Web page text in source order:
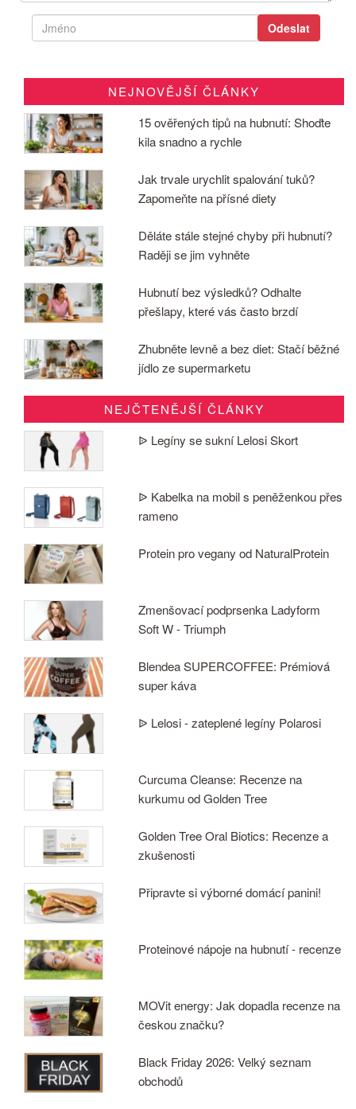
NEJNOVĚJŠÍ ČLÁNKY
15 ověřených tipů na hubnutí: Shoďte
kila snadno a rychle
Jak trvale urychlit spalování tuků?
Zapomeňte na přísné diety
Děláte stále stejné chyby při hubnutí?
Raději se jim vyhněte
Hubnutí bez výsledků? Odhalte
přešlapy, které vás často brzdí
Zhubněte levně a bez diet: Stačí běžné
jídlo ze supermarketu
NEJČTENĚJŠÍ ČLÁNKY
ᐉ Legíny se sukní Lelosi Skort
ᐉ Kabelka na mobil s peněženkou přes
rameno
Protein pro vegany od NaturalProtein
Zmenšovací podprsenka Ladyform
Soft W - Triumph
Blendea SUPERCOFFEE: Prémiová
super káva
ᐉ Lelosi - zateplené legíny Polarosi
Curcuma Cleanse: Recenze na
kurkumu od Golden Tree
Golden Tree Oral Biotics: Recenze a
zkušenosti
Připravte si výborné domácí panini!
Proteinové nápoje na hubnutí - recenze
MOVit energy: Jak dopadla recenze na
českou značku?
Black Friday 2026: Velký seznam
obchodů